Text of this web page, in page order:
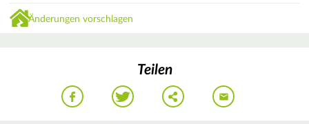
Änderungen vorschlagen
Teilen